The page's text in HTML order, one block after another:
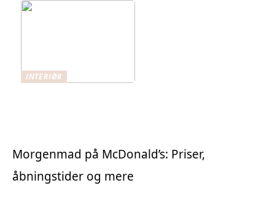
INTERIØR
Morgenmad på McDonald’s: Priser,
åbningstider og mere